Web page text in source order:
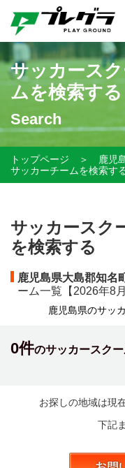
サッカース
ムを検索する
Search
トップページ ＞ 鹿児
サッカーチームを検索す
サッカースク
を検索する
鹿児島県大島郡知名
ーム一覧【 2026年8月
鹿児島県のサッ
0件のサッカースク
お探しの地域は現
下記